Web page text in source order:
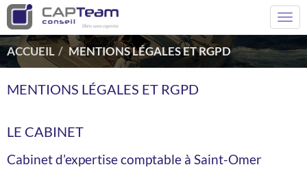
ACCUEIL MENTIONS LÉGALES ET RGPD
MENTIONS LÉGALES ET RGPD
LE CABINET
Cabinet d’expertise comptable à Saint-Omer